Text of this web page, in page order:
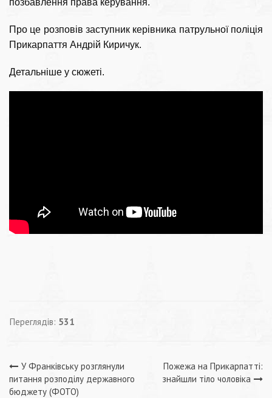
позбавлення права керування.
Про це розповів заступник керівника патрульної поліція
Прикарпаття Андрій Киричук.
Детальніше у сюжеті.
Переглядів: 531
Навігація
У Франківську розглянули
питання розподілу державного
бюджету (ФОТО)
Пожежа на Прикарпатті:
знайшли тіло чоловіка